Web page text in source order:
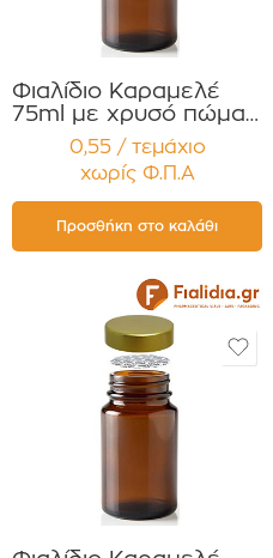
Φιαλίδιο Καραμελέ
75ml με χρυσό πώμα
Αλουμ. για Χάπια ,
Βιταμίνες
Συμπληρώματα
Διατροφής
Συσκευασία 12
τεμαχίων
0,55 / τεμάχιο
χωρίς Φ.Π.Α
Προσθήκη στο καλάθι